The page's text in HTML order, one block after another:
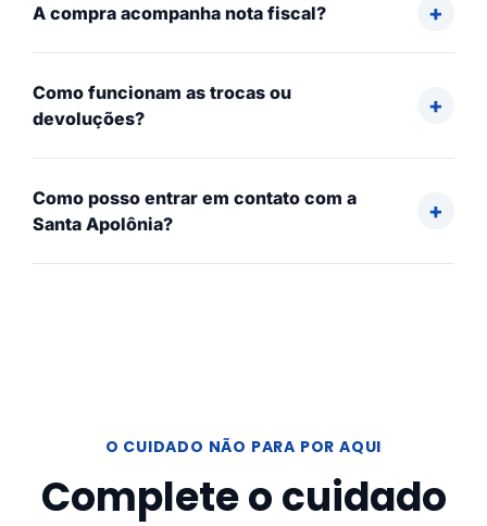
A compra acompanha nota fiscal?
Como funcionam as trocas ou
devoluções?
Como posso entrar em contato com a
Santa Apolônia?
O CUIDADO NÃO PARA POR AQUI
Complete o cuidado